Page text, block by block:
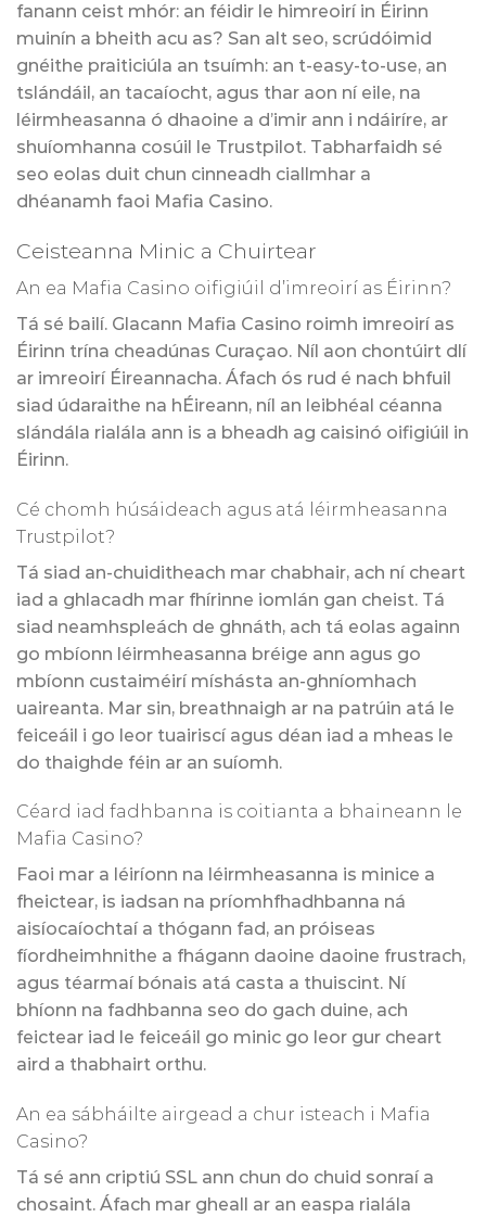
fanann ceist mhór: an féidir le himreoirí in Éirinn
muinín a bheith acu as? San alt seo, scrúdóimid
gnéithe praiticiúla an tsuímh: an t-easy-to-use, an
tslándáil, an tacaíocht, agus thar aon ní eile, na
léirmheasanna ó dhaoine a d’imir ann i ndáiríre, ar
shuíomhanna cosúil le Trustpilot. Tabharfaidh sé
seo eolas duit chun cinneadh ciallmhar a
dhéanamh faoi Mafia Casino.
Ceisteanna Minic a Chuirtear
An ea Mafia Casino oifigiúil d’imreoirí as Éirinn?
Tá sé bailí. Glacann Mafia Casino roimh imreoirí as
Éirinn trína cheadúnas Curaçao. Níl aon chontúirt dlí
ar imreoirí Éireannacha. Áfach ós rud é nach bhfuil
siad údaraithe na hÉireann, níl an leibhéal céanna
slándála rialála ann is a bheadh ag caisinó oifigiúil in
Éirinn.
Cé chomh húsáideach agus atá léirmheasanna
Trustpilot?
Tá siad an-chuiditheach mar chabhair, ach ní cheart
iad a ghlacadh mar fhírinne iomlán gan cheist. Tá
siad neamhspleách de ghnáth, ach tá eolas againn
go mbíonn léirmheasanna bréige ann agus go
mbíonn custaiméirí míshásta an-ghníomhach
uaireanta. Mar sin, breathnaigh ar na patrúin atá le
feiceáil i go leor tuairiscí agus déan iad a mheas le
do thaighde féin ar an suíomh.
Céard iad fadhbanna is coitianta a bhaineann le
Mafia Casino?
Faoi mar a léiríonn na léirmheasanna is minice a
fheictear, is iadsan na príomhfhadhbanna ná
aisíocaíochtaí a thógann fad, an próiseas
fíordheimhnithe a fhágann daoine daoine frustrach,
agus téarmaí bónais atá casta a thuiscint. Ní
bhíonn na fadhbanna seo do gach duine, ach
feictear iad le feiceáil go minic go leor gur cheart
aird a thabhairt orthu.
An ea sábháilte airgead a chur isteach i Mafia
Casino?
Tá sé ann criptiú SSL ann chun do chuid sonraí a
chosaint. Áfach mar gheall ar an easpa rialála